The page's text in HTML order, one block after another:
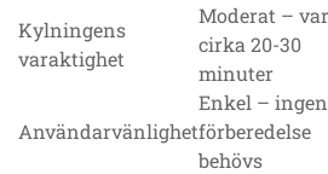
Kylningens
varaktighet
Moderat –
cirka 20-30
minuter
Användarvänlighet
Enkel – ingen
förberedelse
behövs